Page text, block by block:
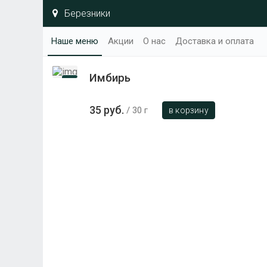
Березники
Наше меню Акции О нас Доставка и оплата
Имбирь
35 руб. 30 г в корзину